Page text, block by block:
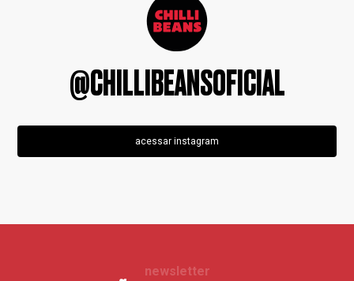
@CHILLIBEANSOFICIAL
acessar instagram
newsletter